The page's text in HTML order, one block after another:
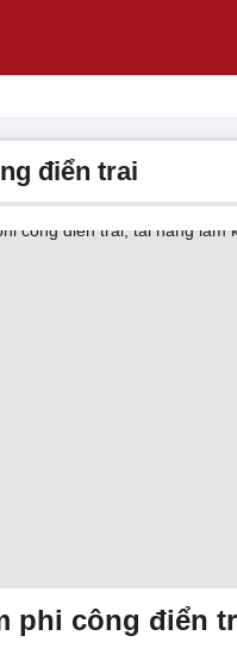
điển trai
phi công điển